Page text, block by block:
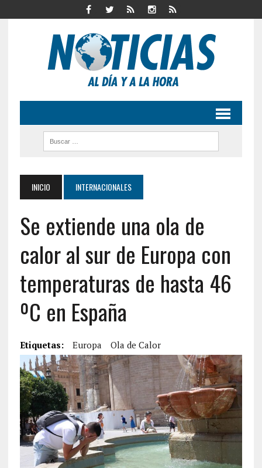
INICIO INTERNACIONALES
Se extiende una ola de
calor al sur de Europa con
temperaturas de hasta 46
ºC en España
Etiquetas: Europa Ola de Calor